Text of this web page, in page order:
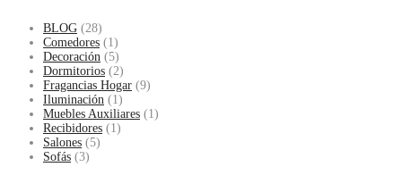
BLOG (28)
Comedores (1)
Decoración (5)
Dormitorios (2)
Fragancias Hogar (9)
Iluminación (1)
Muebles Auxiliares (1)
Recibidores (1)
Salones (5)
Sofás (3)